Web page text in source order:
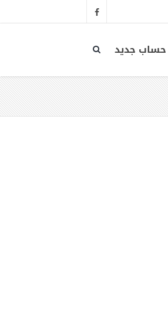
حساب جديد